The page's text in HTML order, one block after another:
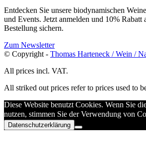
Entdecken Sie unsere biodynamischen
und Events. Jetzt anmelden und 10% Rabatt
Bestellung sichern.
Zum Newsletter
© Copyright - Thomas Harteneck / Wein /
All prices incl. VAT.
All striked out prices refer to prices used to
Diese Website benutzt Cookies. Wenn Sie
nutzen, stimmen Sie der Verwendung von
Datenschutzerklärung